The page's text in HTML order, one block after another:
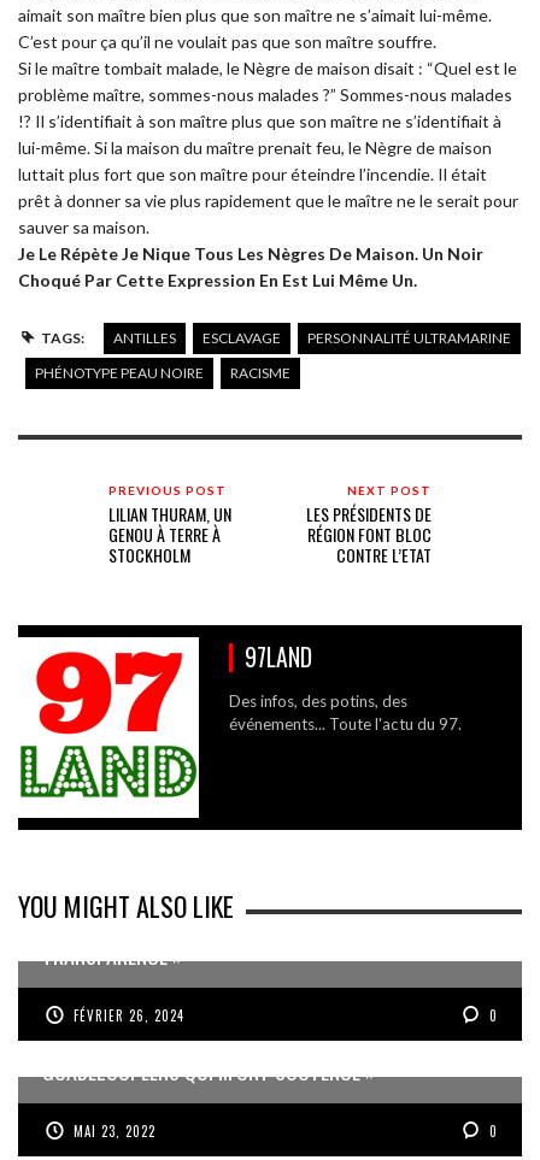
aimait son maître bien plus que son maître ne s’aimait lui-même.
C’est pour ça qu’il ne voulait pas que son maître souffre.
Si le maître tombait malade, le Nègre de maison disait : “Quel est le
problème maître, sommes-nous malades ?” Sommes-nous malades
!? Il s’identifiait à son maître plus que son maître ne s’identifiait à
lui-même. Si la maison du maître prenait feu, le Nègre de maison
luttait plus fort que son maître pour éteindre l’incendie. Il était
prêt à donner sa vie plus rapidement que le maître ne le serait pour
sauver sa maison.
Je Le Répète Je Nique Tous Les Nègres De Maison. Un Noir
Choqué Par Cette Expression En Est Lui Même Un.
TAGS: ANTILLES ESCLAVAGE
PERSONNALITÉ ULTRAMARINE
PHÉNOTYPE PEAU NOIRE
RACISME
PREVIOUS POST
LILIAN THURAM, UN
GENOU À TERRE À
STOCKHOLM
NEXT POST
LES PRÉSIDENTS DE
RÉGION FONT BLOC
CONTRE L’ETAT
97LAND
Des infos, des potins, des
événements... Toute l'actu du 97.
YOU MIGHT ALSO LIKE
RACHAT DE L’EXPRESS DES ÎLES « UN MANQUE DE
TRANSPARENCE »
FÉVRIER 26, 2024 0
« J’AI UNE PENSÉE PARTICULIÈRE POUR LES
GUADELOUPÉENS QUI M’ONT SOUTENUE »
MAI 23, 2022 0